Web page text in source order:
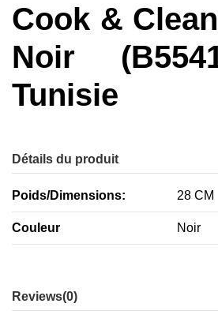
Cook &
Noir
Tunisie
Détails du produit
Poids/Dimensions: 28 CM
Couleur Noir
Reviews(0)